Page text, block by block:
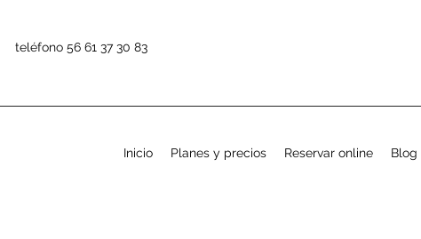
teléfono 56 61 37 30 83
Inicio Planes y precios Reservar online Blog